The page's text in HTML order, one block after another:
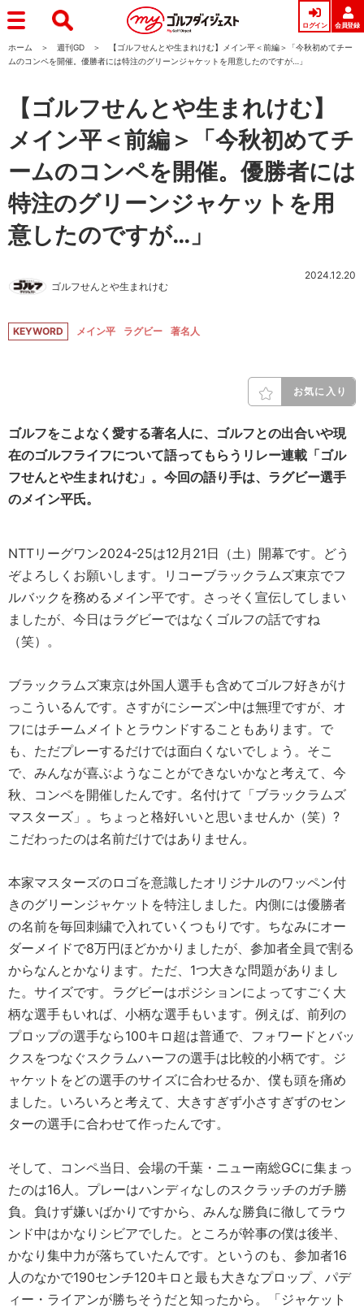
ログイン 会員登録
ホーム 週刊GD
【ゴルフせんとや生まれけむ】メイン平＜前編＞「今秋初めてチー
ムのコンペを開催。優勝者には特注のグリーンジャケットを用意したのですが…」
【ゴルフせんとや生まれけむ】
メイン平＜前編＞「今秋初めてチ
ームのコンペを開催。優勝者には
特注のグリーンジャケットを用
意したのですが…」
ゴルフせんとや生まれけむ
2024.12.20
KEYWORD メイン平 ラグビー 著名人
お気に入り
ゴルフをこよなく愛する著名人に、ゴルフとの出合いや現
在のゴルフライフについて語ってもらうリレー連載「ゴル
フせんとや生まれけむ」。今回の語り手は、ラグビー選手
のメイン平氏。
NTTリーグワン2024-25は12月21日（土）開幕です。どう
ぞよろしくお願いします。リコーブラックラムズ東京でフ
ルバックを務めるメイン平です。さっそく宣伝してしまい
ましたが、今日はラグビーではなくゴルフの話ですね
（笑）。
ブラックラムズ東京は外国人選手も含めてゴルフ好きがけ
っこういるんです。さすがにシーズン中は無理ですが、オ
フにはチームメイトとラウンドすることもあります。で
も、ただプレーするだけでは面白くないでしょう。そこ
で、みんなが喜ぶようなことができないかなと考えて、今
秋、コンペを開催したんです。名付けて「ブラックラムズ
マスターズ」。ちょっと格好いいと思いませんか（笑）?
こだわったのは名前だけではありません。
本家マスターズのロゴを意識したオリジナルのワッペン付
きのグリーンジャケットを特注しました。内側には優勝者
の名前を毎回刺繍で入れていくつもりです。ちなみにオー
ダーメイドで8万円ほどかかりましたが、参加者全員で割る
からなんとかなります。ただ、1つ大きな問題がありまし
た。サイズです。ラグビーはポジションによってすごく大
柄な選手もいれば、小柄な選手もいます。例えば、前列の
プロップの選手なら100キロ超は普通で、フォワードとバッ
クスをつなぐスクラムハーフの選手は比較的小柄です。ジ
ャケットをどの選手のサイズに合わせるか、僕も頭を痛め
ました。いろいろと考えて、大きすぎず小さすぎずのセン
ターの選手に合わせて作ったんです。
そして、コンペ当日、会場の千葉・ニュー南総GCに集まっ
たのは16人。プレーはハンディなしのスクラッチのガチ勝
負。負けず嫌いばかりですから、みんな勝負に徹してラウ
ンド中はかなりシビアでした。ところが幹事の僕は後半、
かなり集中力が落ちていたんです。というのも、参加者16
人のなかで190センチ120キロと最も大きなプロップ、パデ
ィー・ライアンが勝ちそうだと知ったから。「ジャケット